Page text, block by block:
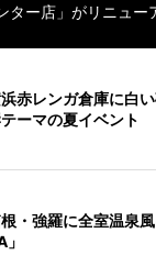
ター店」がリニュ
赤レンガ倉庫に白
ーマの夏イベント
・強羅に全室温泉